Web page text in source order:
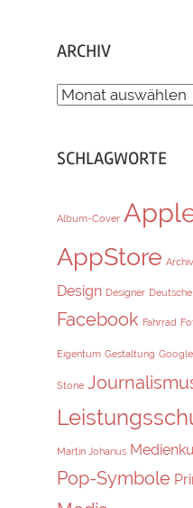
ARCHIV
ARCHIV
SCHLAGWORTE
Album-Cover
AppStore
Design Designer
Facebook Fahrrad
Eigentum Gestaltung Google
Stone
Martin Johanus
Pop-Symbole